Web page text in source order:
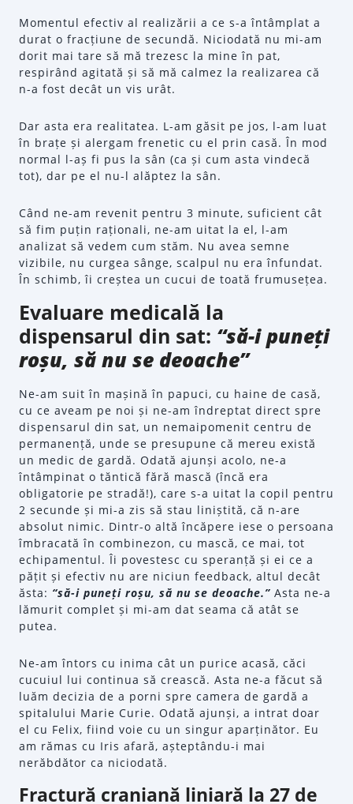
Momentul efectiv al realizării a ce s-a întâmplat a
durat o fracțiune de secundă. Niciodată nu mi-am
dorit mai tare să mă trezesc la mine în pat,
respirând agitată și să mă calmez la realizarea că
n-a fost decât un vis urât.
Dar asta era realitatea. L-am găsit pe jos, l-am luat
în brațe și alergam frenetic cu el prin casă. În mod
normal l-aș fi pus la sân (ca și cum asta vindecă
tot), dar pe el nu-l alăptez la sân.
Când ne-am revenit pentru 3 minute, suficient cât
să fim puțin raționali, ne-am uitat la el, l-am
analizat să vedem cum stăm. Nu avea semne
vizibile, nu curgea sânge, scalpul nu era înfundat.
În schimb, îi creștea un cucui de toată frumusețea.
Evaluare medicală la
dispensarul din sat: “să-i puneți
roșu, să nu se deoache”
Ne-am suit în mașină în papuci, cu haine de casă,
cu ce aveam pe noi și ne-am îndreptat direct spre
dispensarul din sat, un nemaipomenit centru de
permanență, unde se presupune că mereu există
un medic de gardă. Odată ajunși acolo, ne-a
întâmpinat o tăntică fără mască (încă era
obligatorie pe stradă!), care s-a uitat la copil pentru
2 secunde și mi-a zis să stau liniștită, că n-are
absolut nimic. Dintr-o altă încăpere iese o persoana
îmbracată în combinezon, cu mască, ce mai, tot
echipamentul. Îi povestesc cu speranță și ei ce a
pățit și efectiv nu are niciun feedback, altul decât
ăsta: “să-i puneți roșu, să nu se deoache.” Asta ne-a
lămurit complet și mi-am dat seama că atât se
putea.
Ne-am întors cu inima cât un purice acasă, căci
cucuiul lui continua să crească. Asta ne-a făcut să
luăm decizia de a porni spre camera de gardă a
spitalului Marie Curie. Odată ajunși, a intrat doar
el cu Felix, fiind voie cu un singur aparținător. Eu
am rămas cu Iris afară, așteptându-i mai
nerăbdător ca niciodată.
Fractură craniană liniară la 27 de